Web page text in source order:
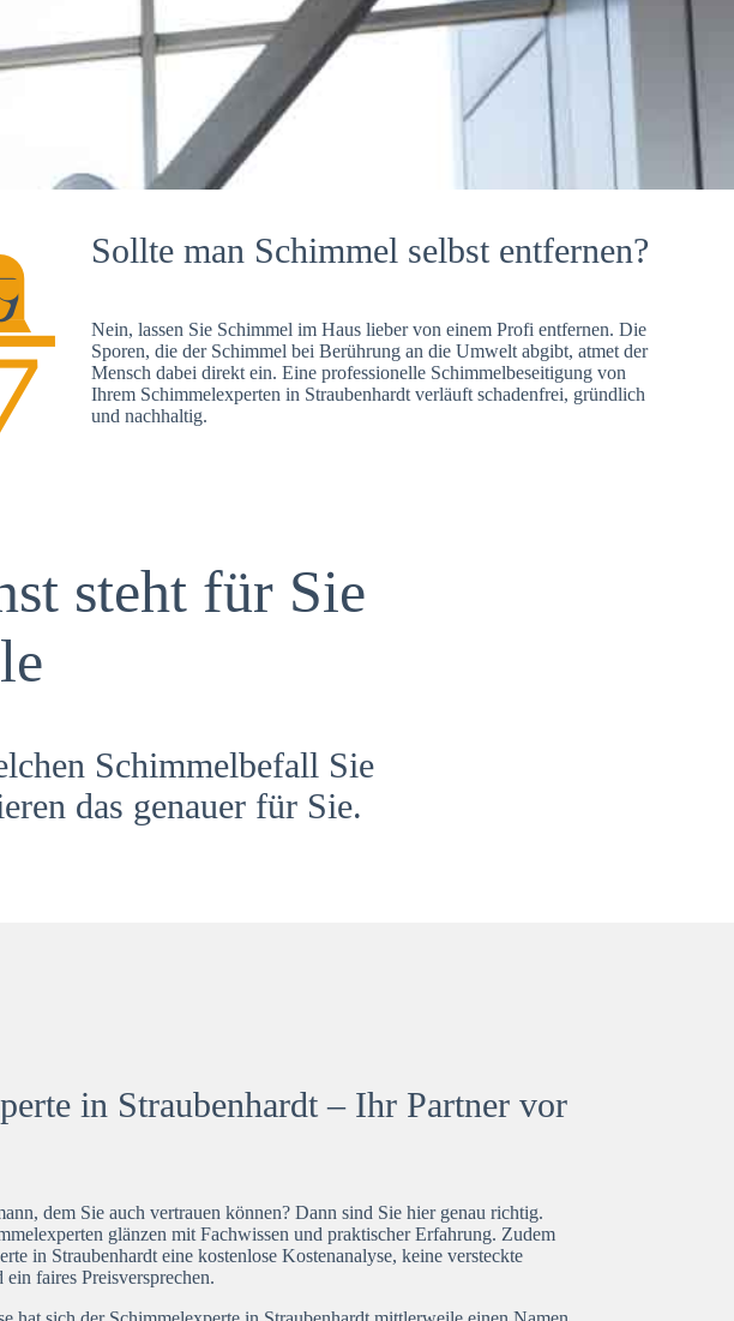
Sollte man Schimmel selbst entfernen?
Nein, lassen Sie Schimmel im Haus lieber von einem Profi entfernen. Die
Sporen, die der Schimmel bei Berührung an die Umwelt abgibt, atmet der
Mensch dabei direkt ein. Eine professionelle Schimmelbeseitigung von
Ihrem Schimmelexperten in Straubenhardt verläuft schadenfrei, gründlich
und nachhaltig.
steht für Sie
Schimmelbefall Sie
das genauer für Sie.
in Straubenhardt – Ihr Partner vor
dem Sie auch vertrauen können? Dann sind Sie hier genau richtig.
glänzen mit Fachwissen und praktischer Erfahrung. Zudem
in Straubenhardt eine kostenlose Kostenanalyse, keine versteckte
faires Preisversprechen.